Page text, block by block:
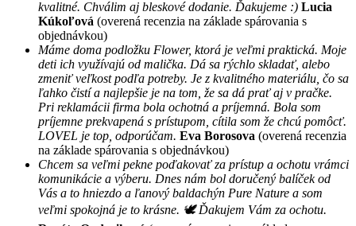
kvalitné. Chválim aj bleskové dodanie. Ďakujeme :) Lucia
Kúkoľová (overená recenzia na základe spárovania s
objednávkou)
Máme doma podložku Flower, ktorá je veľmi praktická. Moje
deti ich využívajú od malička. Dá sa rýchlo skladať, alebo
zmeniť veľkost podľa potreby. Je z kvalitného materiálu, čo sa
ľahko čistí a najlepšie je na tom, že sa dá prať aj v pračke.
Pri reklamácii firma bola ochotná a príjemná. Bola som
príjemne prekvapená s prístupom, cítila som že chcú pomôcť.
LOVEL je top, odporúčam. Eva Borosova (overená recenzia
na základe spárovania s objednávkou)
Chcem sa veľmi pekne poďakovať za prístup a ochotu vrámci
komunikácie a výberu. Dnes nám bol doručený balíček od
Vás a to hniezdo a ľanový baldachýn Pure Nature a som
veľmi spokojná je to krásne. 🕊 Ďakujem Vám za ochotu.